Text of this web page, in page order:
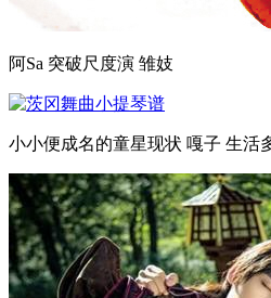
阿Sa 突破尺度演 雏妓
小小便成名的童星现状 嘎子 生活